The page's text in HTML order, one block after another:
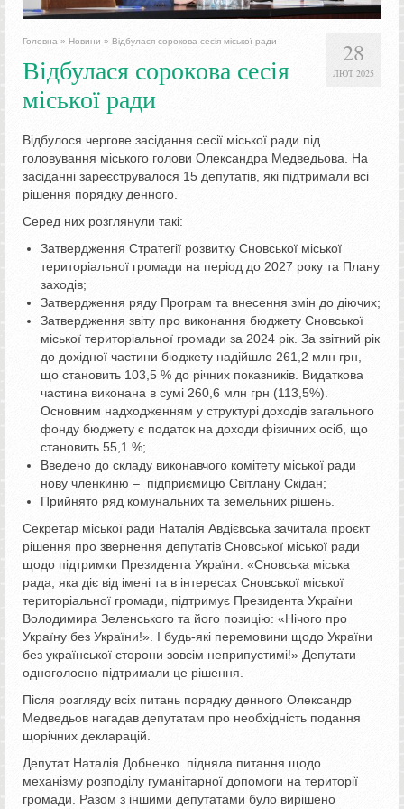
28
ЛЮТ 2025
Головна » Новини » Відбулася сорокова сесія міської ради
Відбулася сорокова сесія
міської ради
Відбулося чергове засідання сесії міської ради під
головування міського голови Олександра Медведьова. На
засіданні зареєструвалося 15 депутатів, які підтримали всі
рішення порядку денного.
Серед них розглянули такі:
Затвердження Стратегії розвитку Сновської міської
територіальної громади на період до 2027 року та Плану
заходів;
Затвердження ряду Програм та внесення змін до діючих;
Затвердження звіту про виконання бюджету Сновської
міської територіальної громади за 2024 рік. За звітний рік
до дохідної частини бюджету надійшло 261,2 млн грн,
що становить 103,5 % до річних показників. Видаткова
частина виконана в сумі 260,6 млн грн (113,5%).
Основним надходженням у структурі доходів загального
фонду бюджету є податок на доходи фізичних осіб, що
становить 55,1 %;
Введено до складу виконавчого комітету міської ради
нову членкиню – підприємицю Світлану Скідан;
Прийнято ряд комунальних та земельних рішень.
Секретар міської ради Наталія Авдієвська зачитала проєкт
рішення про звернення депутатів Сновської міської ради
щодо підтримки Президента України: «Сновська міська
рада, яка діє від імені та в інтересах Сновської міської
територіальної громади, підтримує Президента України
Володимира Зеленського та його позицію: «Нічого про
Україну без України!». І будь-які перемовини щодо України
без української сторони зовсім неприпустимі!» Депутати
одноголосно підтримали це рішення.
Після розгляду всіх питань порядку денного Олександр
Медведьов нагадав депутатам про необхідність подання
щорічних декларацій.
Депутат Наталія Добненко підняла питання щодо
механізму розподілу гуманітарної допомоги на території
громади. Разом з іншими депутатами було вирішено